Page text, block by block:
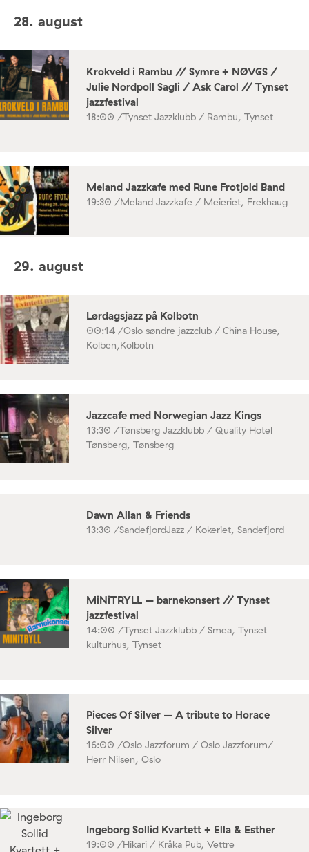
28. august
Krokveld i Rambu // Symre + NØVGS /
Julie Nordpoll Sagli / Ask Carol // Tynset
jazzfestival
18:00 /Tynset Jazzklubb / Rambu, Tynset
Meland Jazzkafe med Rune Frotjold Band
19:30 /Meland Jazzkafe / Meieriet, Frekhaug
29. august
Lørdagsjazz på Kolbotn
00:14 /Oslo søndre jazzclub / China House,
Kolben,Kolbotn
Jazzcafe med Norwegian Jazz Kings
13:30 /Tønsberg Jazzklubb / Quality Hotel
Tønsberg, Tønsberg
Dawn Allan & Friends
13:30 /SandefjordJazz / Kokeriet, Sandefjord
MiNiTRYLL – barnekonsert // Tynset
jazzfestival
14:00 /Tynset Jazzklubb / Smea, Tynset
kulturhus, Tynset
Pieces Of Silver – A tribute to Horace
Silver
16:00 /Oslo Jazzforum / Oslo Jazzforum/
Herr Nilsen, Oslo
Ingeborg Sollid Kvartett + Ella & Esther
19:00 /Hikari / Kråka Pub, Vettre